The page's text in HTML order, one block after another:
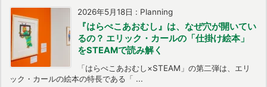
2026年5月18日 : Planning
『はらぺこあおむし』は、なぜ穴が開いてい
るの？ エリック・カールの「仕掛け絵本」
をSTEAMで読み解く
「はらぺこあおむし×STEAM」の第二弾は、エリ
ック・カールの絵本の特長である「 ...